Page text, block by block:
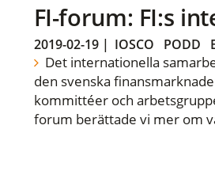
FI-forum: FI:s
2019-02-19| IOSCO PODD
Det internationella
den svenska
kommittéer och
forum berättade vi mer om